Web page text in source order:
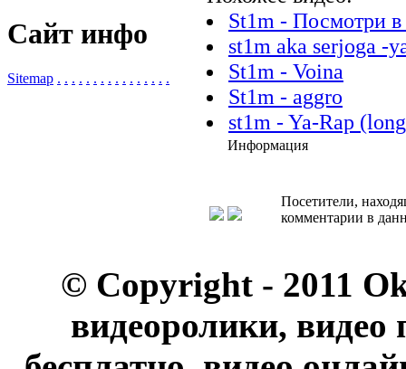
Сайт инфо
Sitemap . . . . . . . . . . . . . . . .
St1m - Посмотри в
st1m aka serjoga -
St1m - Voina
St1m - aggro
st1m - Ya-Rap
Информация
Посетители,
комментарии в
© Copyright - 2011
видеоролики, видео